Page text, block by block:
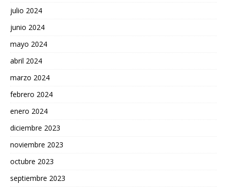
julio 2024
junio 2024
mayo 2024
abril 2024
marzo 2024
febrero 2024
enero 2024
diciembre 2023
noviembre 2023
octubre 2023
septiembre 2023